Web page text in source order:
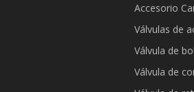
Accesorio
Válvulas de
Válvula de
Válvula de